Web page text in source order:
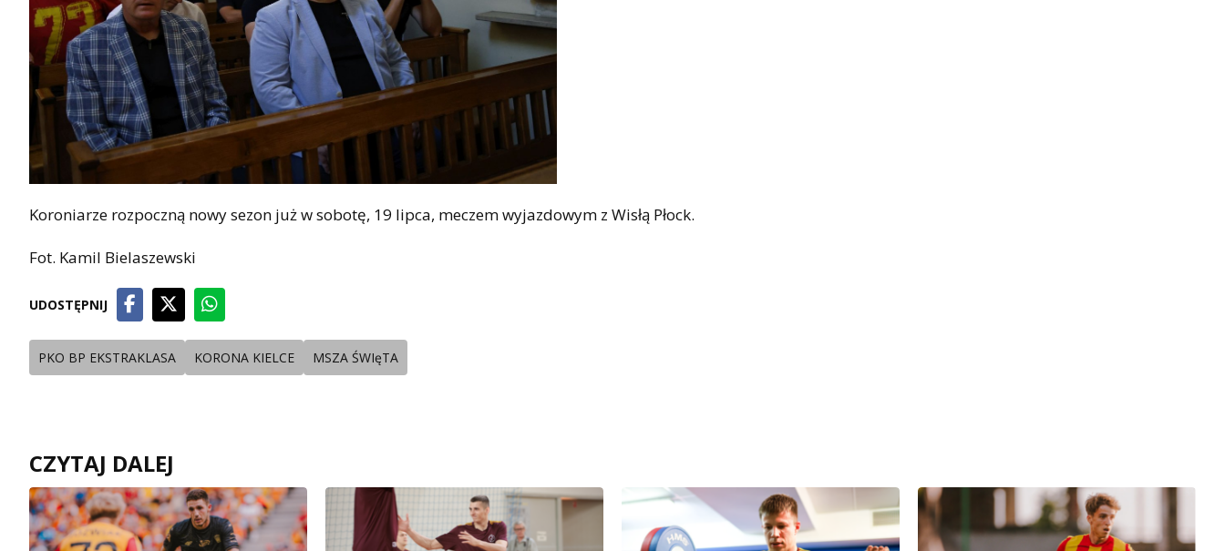
Koroniarze rozpoczną nowy sezon już w sobotę, 19 lipca, meczem wyjazdowym z Wisłą Płock.
Fot. Kamil Bielaszewski
UDOSTĘPNIJ
PKO BP EKSTRAKLASA KORONA KIELCE MSZA ŚWIęTA
CZYTAJ DALEJ